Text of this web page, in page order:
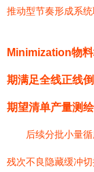
推动型节奏形成系统
Minimization物
期满足全线正线
期望清单产量测绘
后续分批小量
残次不良隐藏缓冲